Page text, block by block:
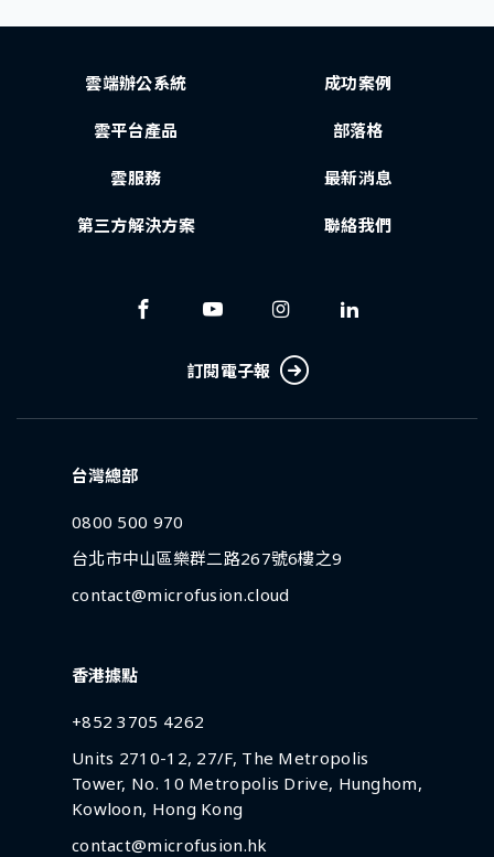
雲端辦公系統
雲平台產品
雲服務
第三方解決方案
成功案例
部落格
最新消息
聯絡我們
訂閱電子報
台灣總部
0800 500 970
台北市中山區樂群二路267號6樓之9
contact@microfusion.cloud
香港據點
+852 3705 4262
Units 2710-12, 27/F, The Metropolis
Tower, No. 10 Metropolis Drive, Hunghom,
Kowloon, Hong Kong
contact@microfusion.hk